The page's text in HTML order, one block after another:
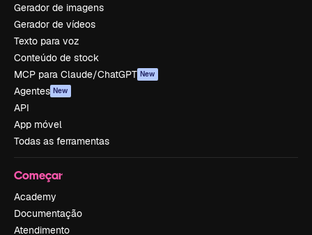
Gerador de imagens
Gerador de vídeos
Texto para voz
Conteúdo de stock
MCP para Claude/ChatGPT New
Agentes New
API
App móvel
Todas as ferramentas
Começar
Academy
Documentação
Atendimento